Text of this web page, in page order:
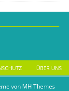
ÜBER UNS
von MH Themes